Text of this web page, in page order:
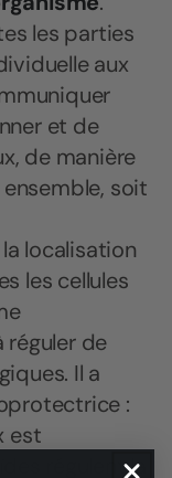
les parties
aux
et de
de manière
soit
localisation
les cellules
de
Il a
:
est
régulent la